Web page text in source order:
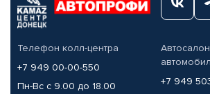
Телефон колл-центра
+7 949 00-00-550
Пн-Вс с 9.00 до 18.00
+7 949